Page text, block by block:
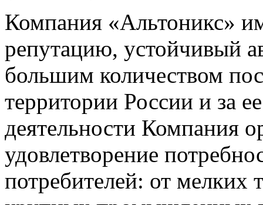
Компания «Альтоникс»
репутацию, устойчивый
большим количеством
территории России и за
деятельности Компания
удовлетворение
потребителей: от мелких